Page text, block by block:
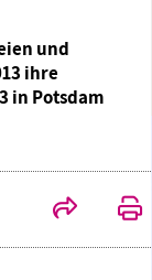
und
ihre
in Potsdam